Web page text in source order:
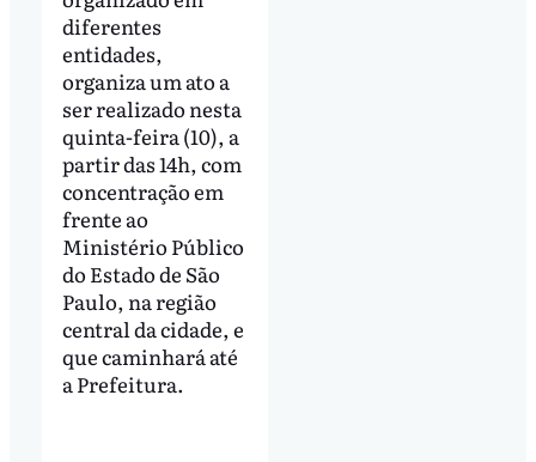
diferentes
entidades,
organiza um ato a
ser realizado nesta
quinta-feira (10), a
partir das 14h, com
concentração em
frente ao
Ministério Público
do Estado de São
Paulo, na região
central da cidade, e
que caminhará até
a Prefeitura.